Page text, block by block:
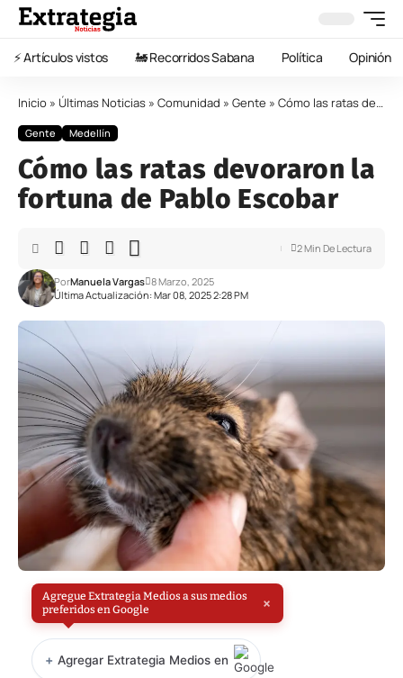
⚡️ Artículos vistos 🚂 Recorridos Sabana Política Opinión
Inicio » Últimas Noticias » Comunidad » Gente » Cómo las ratas devoraron la fortuna de Pablo Escobar
Gente Medellín
Cómo las ratas devoraron la
fortuna de Pablo Escobar
Última Actualización: Mar 08, 2025 2:28 PM
PorManuela Vargas 8 Marzo, 2025
2 Min De Lectura
Agregue Extrategia Medios a sus medios
preferidos en Google
×
+ Agregar Extrategia Medios en